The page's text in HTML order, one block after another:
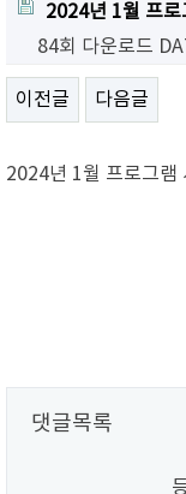
2024년 1월 프
84회 다운로드
이전글 다음글
2024년 1월 프로그램
댓글목록